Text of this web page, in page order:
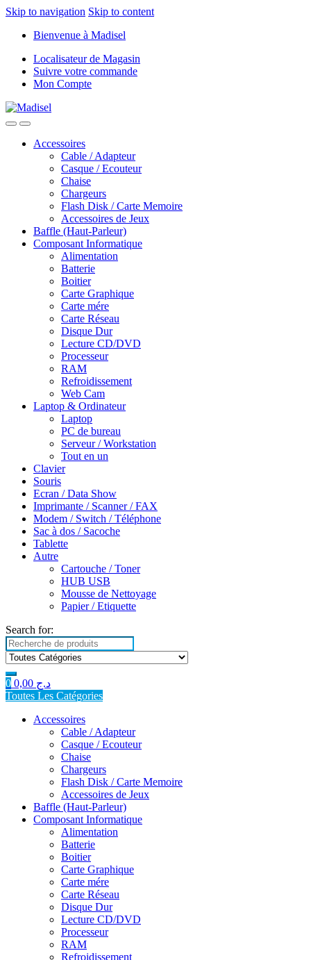
Skip to navigation Skip to content
Bienvenue à Madisel
Localisateur de Magasin
Suivre votre commande
Mon Compte
Accessoires
Cable / Adapteur
Casque / Ecouteur
Chaise
Chargeurs
Flash Disk / Carte Memoire
Accessoires de Jeux
Baffle (Haut-Parleur)
Composant Informatique
Alimentation
Batterie
Boitier
Carte Graphique
Carte mére
Carte Réseau
Disque Dur
Lecture CD/DVD
Processeur
RAM
Refroidissement
Web Cam
Laptop & Ordinateur
Laptop
PC de bureau
Serveur / Workstation
Tout en un
Clavier
Souris
Ecran / Data Show
Imprimante / Scanner / FAX
Modem / Switch / Téléphone
Sac à dos / Sacoche
Tablette
Autre
Cartouche / Toner
HUB USB
Mousse de Nettoyage
Papier / Etiquette
Search for:
0 د.ج
Toutes Les Catégories
Accessoires
Cable / Adapteur
Casque / Ecouteur
Chaise
Chargeurs
Flash Disk / Carte Memoire
Accessoires de Jeux
Baffle (Haut-Parleur)
Composant Informatique
Alimentation
Batterie
Boitier
Carte Graphique
Carte mére
Carte Réseau
Disque Dur
Lecture CD/DVD
Processeur
RAM
Refroidissement